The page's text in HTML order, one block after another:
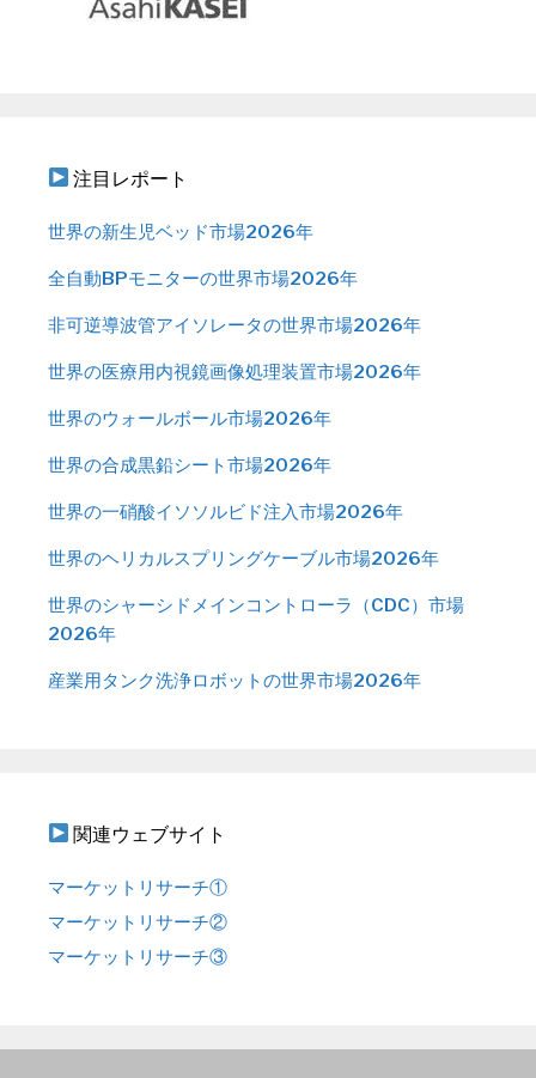
注目レポート
世界の新生児ベッド市場2026年
全自動BPモニターの世界市場2026年
非可逆導波管アイソレータの世界市場2026年
世界の医療用内視鏡画像処理装置市場2026年
世界のウォールボール市場2026年
世界の合成黒鉛シート市場2026年
世界の一硝酸イソソルビド注入市場2026年
世界のヘリカルスプリングケーブル市場2026年
世界のシャーシドメインコントローラ（CDC）市場
2026年
産業用タンク洗浄ロボットの世界市場2026年
関連ウェブサイト
マーケットリサーチ①
マーケットリサーチ②
マーケットリサーチ③